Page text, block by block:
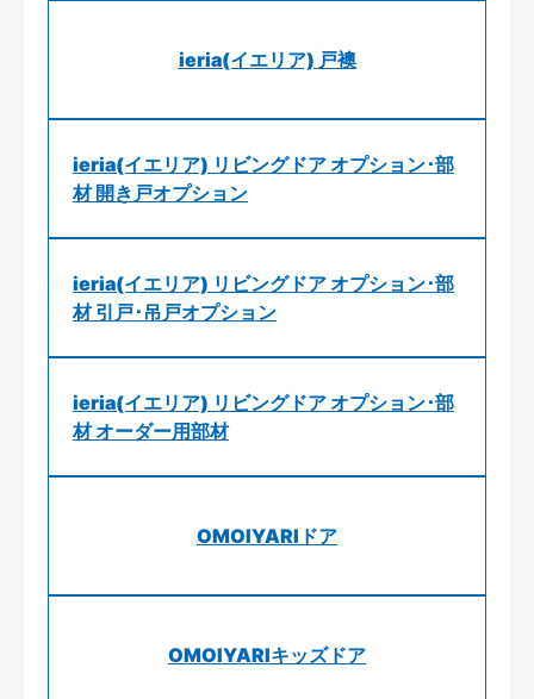
ieria(イエリア) 戸襖
ieria(イエリア) リビングドア オプション･部
材 開き戸オプション
ieria(イエリア) リビングドア オプション･部
材 引戸･吊戸オプション
ieria(イエリア) リビングドア オプション･部
材 オーダー用部材
OMOIYARIドア
OMOIYARIキッズドア